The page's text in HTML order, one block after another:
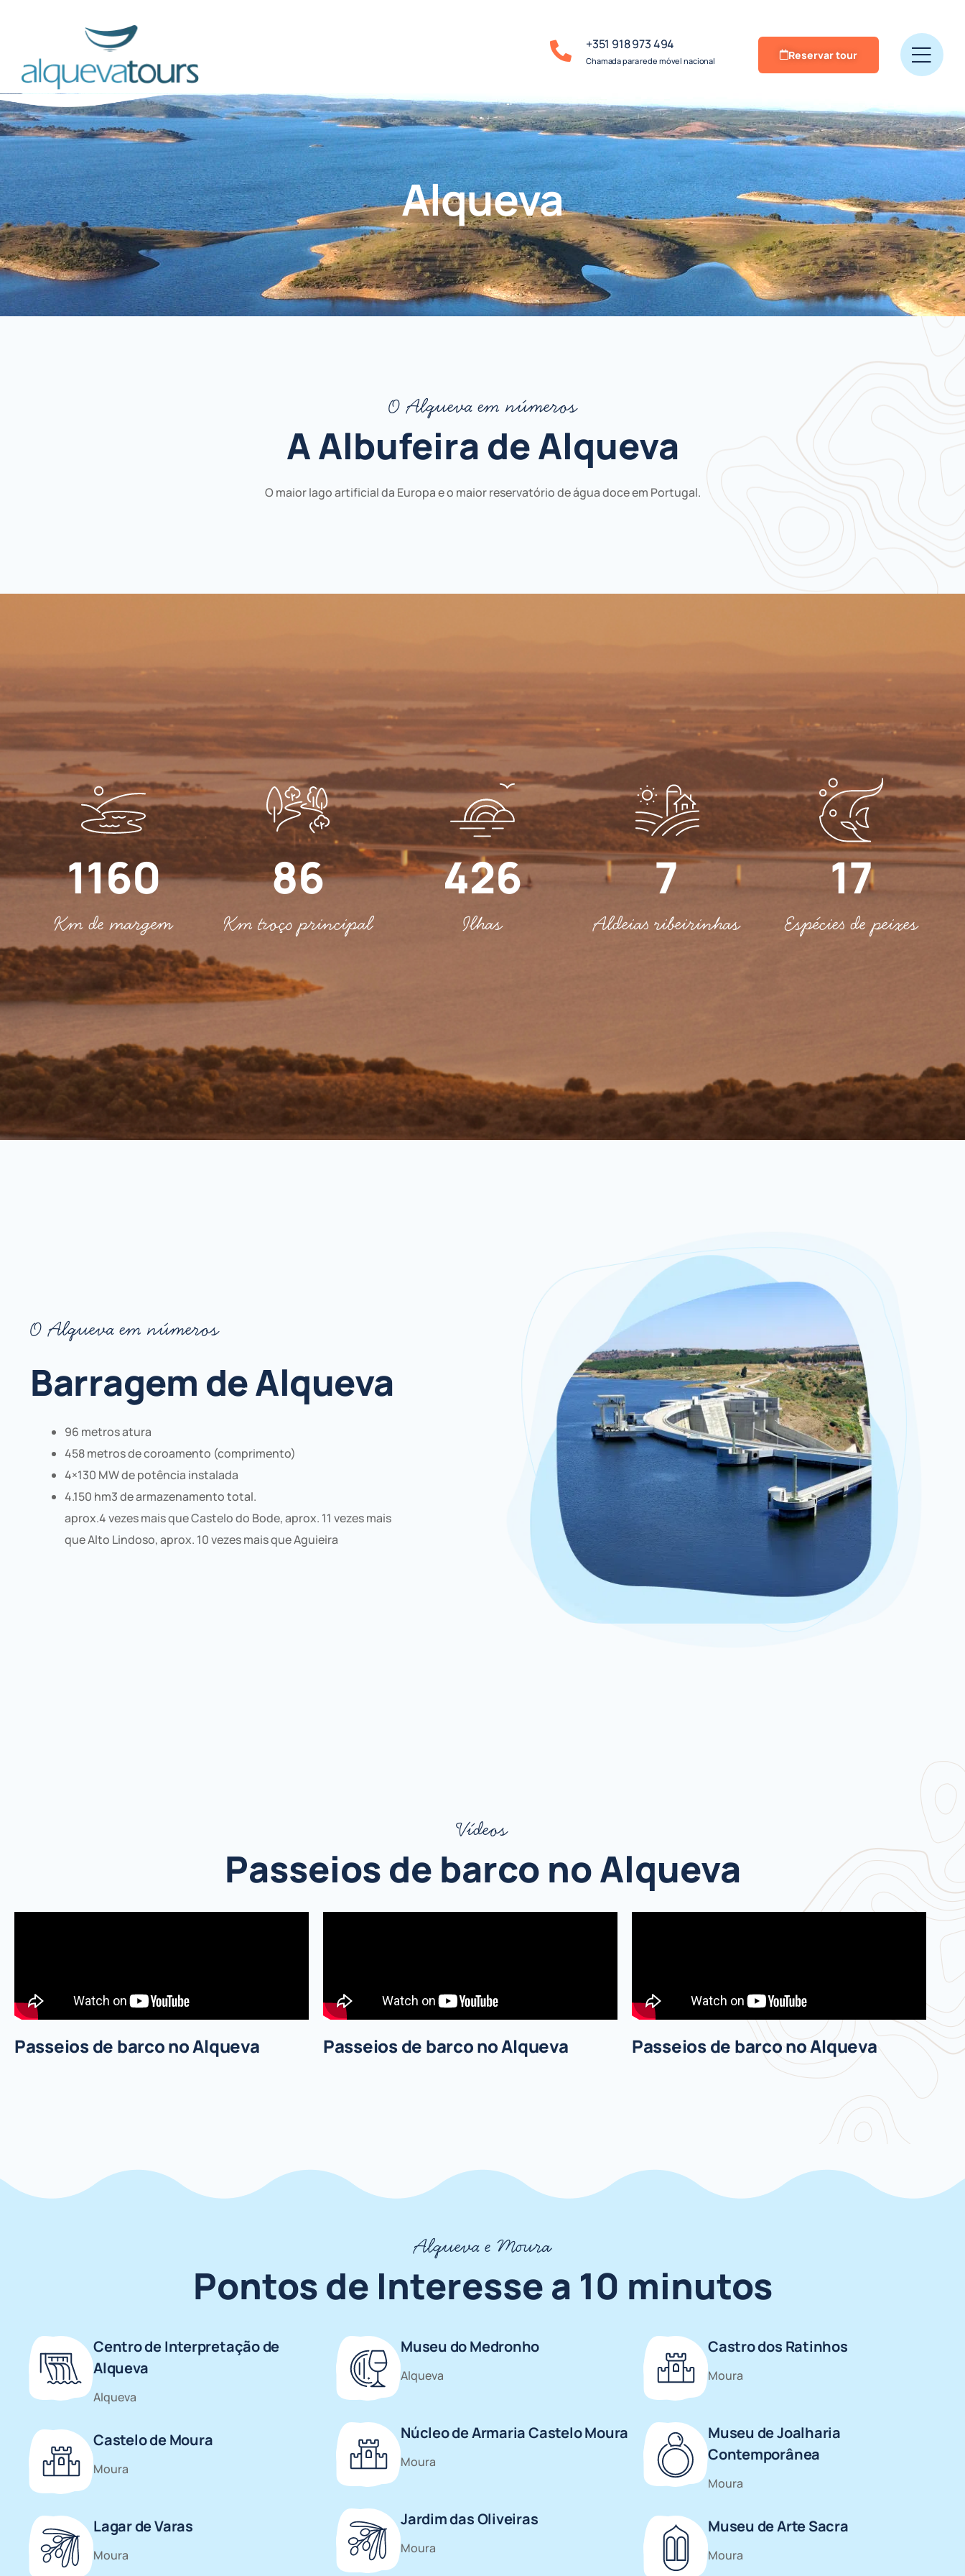
+351 918 973 494
Chamada para rede móvel nacional Reservar tour
Alqueva
O Alqueva em números
A Albufeira de Alqueva
O maior lago artificial da Europa e o maior reservatório de água doce em Portugal.
1160
Km de margem
86
Km troço principal
426
Ilhas
7
Aldeias ribeirinhas
17
Espécies de peixes
O Alqueva em números
Barragem de Alqueva
96 metros atura
458 metros de coroamento (comprimento)
4×130 MW de potência instalada
4.150 hm3 de armazenamento total.
aprox.4 vezes mais que Castelo do Bode, aprox. 11 vezes mais
que Alto Lindoso, aprox. 10 vezes mais que Aguieira
Vídeos
Passeios de barco no Alqueva
Passeios de barco no Alqueva Passeios de barco no Alqueva Passeios de barco no Alqueva
Alqueva e Moura
Pontos de Interesse a 10 minutos
Centro de Interpretação de
Alqueva
Alqueva
Castelo de Moura
Moura
Lagar de Varas
Moura
Museu do Medronho
Alqueva
Núcleo de Armaria Castelo Moura
Moura
Jardim das Oliveiras
Moura
Castro dos Ratinhos
Moura
Museu de Joalharia
Contemporânea
Moura
Museu de Arte Sacra
Moura